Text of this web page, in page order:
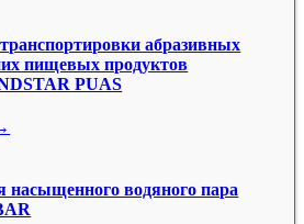
абразивных
пищевых продуктов
PUAS
водяного пара